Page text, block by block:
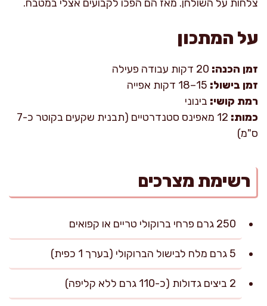
צלחות על השולחן. מאז הם הפכו לקבועים אצלי במטבח.
על המתכון
זמן הכנה:
זמן בישול:
רמת קושי: בינוני
כמות:
12 מאפינס סטנדרטיים (תבנית שקעים בקוטר כ-7
ס"מ)
רשימת מצרכים
250 גרם פרחי ברוקולי טריים או קפואים
5 גרם מלח לבישול הברוקולי (בערך 1 כפית)
2 ביצים גדולות (כ-110 גרם ללא קליפה)